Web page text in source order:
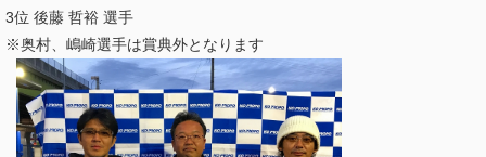
3位 後藤 哲裕 選手
※奥村、嶋崎選手は賞典外となります